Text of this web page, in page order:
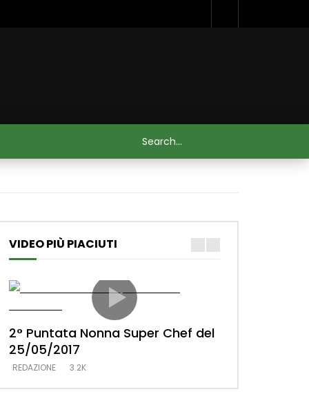
VIDEO PIÙ PIACIUTI
2° Puntata Nonna Super Chef del
25/05/2017
REDAZIONE 3.2K